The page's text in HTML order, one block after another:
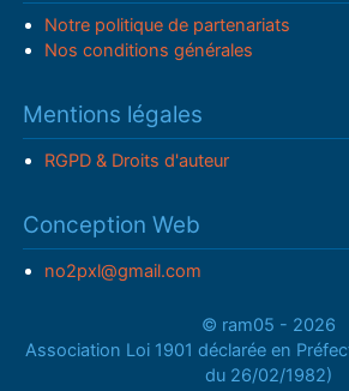
Notre politique de partenariats
Nos conditions générales
Mentions légales
RGPD & Droits d'auteur
Conception Web
no2pxl@gmail.com
© ram05 - 2026
Association Loi 1901 déclarée en
du 26/02/1982)